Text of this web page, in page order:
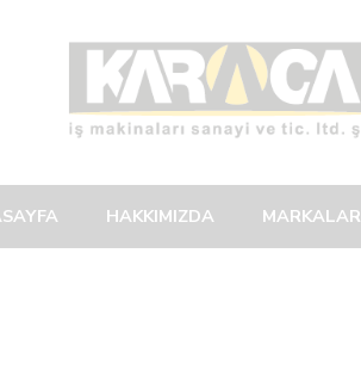
HAKKIMIZDA MARKALAR